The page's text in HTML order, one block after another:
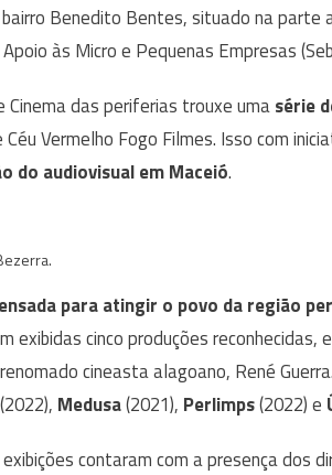
Benedito Bentes, situado na parte
às Micro e Pequenas Empresas
Cinema das periferias trouxe umasérie
Vermelho Fogo Filmes. Isso com
do audiovisual em Maceió.
para atingir o povo da região
exibidas cinco produções reconhecidas,
cineasta alagoano, René
(2022), Medusa(2021), Perlimps(2022) e
contaram com a presença dos